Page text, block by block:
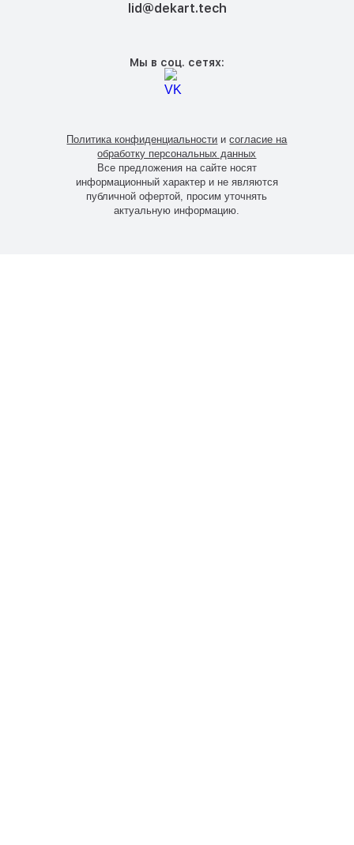
lid@dekart.tech
Мы в соц. сетях:
Все предложения на сайте носят
информационный характер и не являются
публичной офертой, просим уточнять
актуальную информацию.
Политика конфиденциальности исогласие на
обработку персональных данных